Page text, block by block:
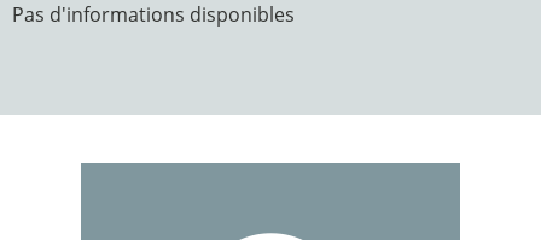
Pas d'informations disponibles